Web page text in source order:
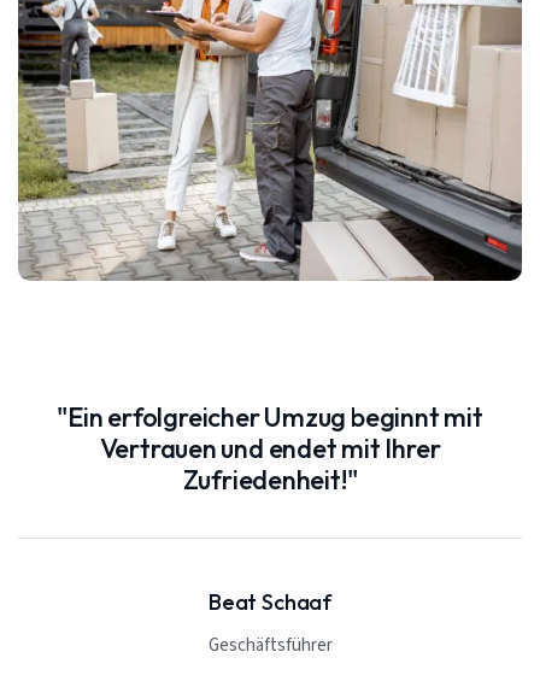
"Ein erfolgreicher Umzug beginnt mit
Vertrauen und endet mit Ihrer
Zufriedenheit!"
Beat Schaaf
Geschäftsführer